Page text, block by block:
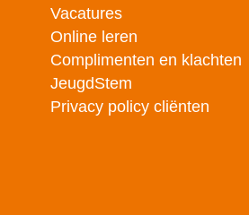
Vacatures
Online leren
Complimenten en klachten
JeugdStem
Privacy policy cliënten